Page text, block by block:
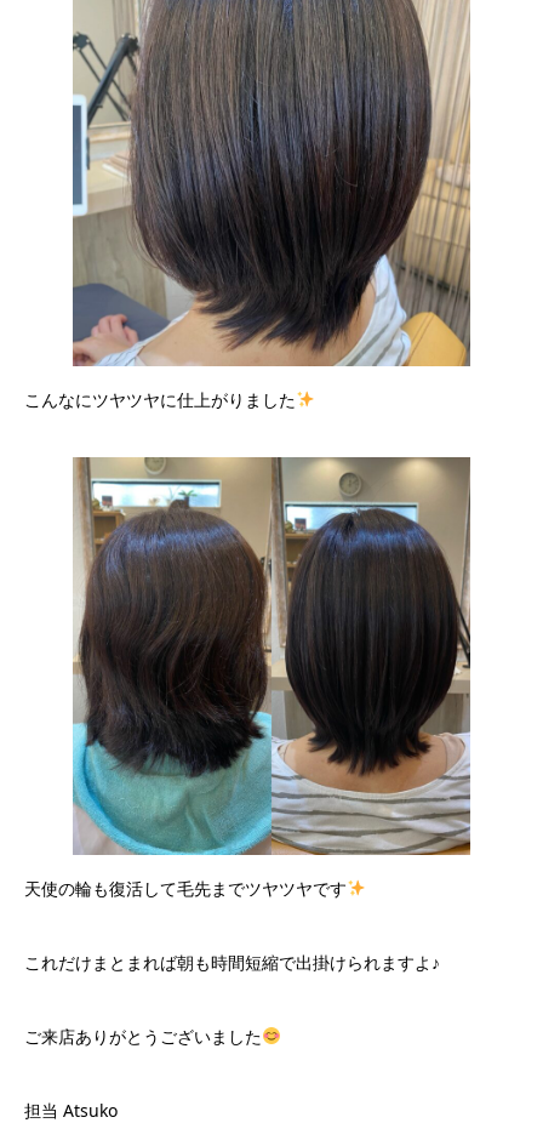
こんなにツヤツヤに仕上がりました
天使の輪も復活して毛先までツヤツヤです
これだけまとまれば朝も時間短縮で出掛けられますよ♪
ご来店ありがとうございました
担当 Atsuko